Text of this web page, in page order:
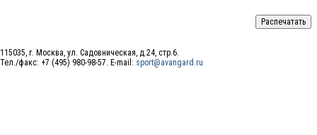
115035, г. Москва, ул. Садовническая, д.24, стр.6.
Тел./факс: +7 (495) 980-98-57. E-mail: sport@avangard.ru